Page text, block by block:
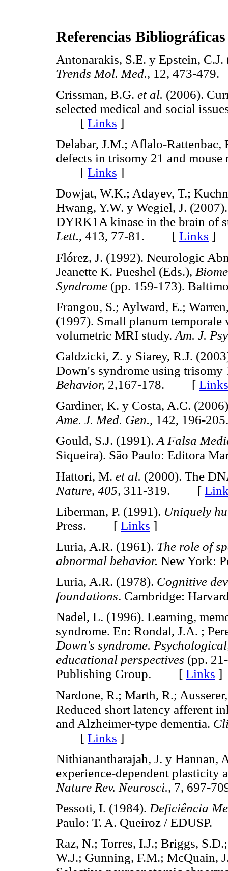
Referencias Bibliográficas
Antonarakis, S.E. y Epstein,
Trends Mol. Med., 12, 473-
Crissman, B.G. et al. (2006).
selected medical and social
[ Links ]
Delabar, J.M.; Aflalo-Rattenbac,
defects in trisomy 21 and mouse
[ Links ]
Dowjat, W.K.; Adayev, T.;
Hwang, Y.W. y Wegiel, J.
DYRK1A kinase in the brain of
Lett., 413, 77-81. [ Links ]
Flórez, J. (1992). Neurologic
Jeanette K. Pueshel (Eds.),
Syndrome (pp. 159-173).
Frangou, S.; Aylward, E.;
(1997). Small planum
volumetric MRI study. Am. J.
Galdzicki, Z. y Siarey, R.J.
Down's syndrome using trisomy
Behavior, 2,167-178. [ Links
Gardiner, K. y Costa, A.C.
Ame. J. Med. Gen., 142, 196-
Gould, S.J. (1991). A Falsa
Siqueira). São Paulo: Editora
Hattori, M. et al. (2000). The
Nature, 405, 311-319. [
Liberman, P. (1991). Uniquely
Press. [ Links ]
Luria, A.R. (1961). The role of
abnormal behavior. New York:
Luria, A.R. (1978). Cognitive
foundations. Cambridge:
Nadel, L. (1996). Learning,
syndrome. En: Rondal, J.A. ;
Down's syndrome.
educational perspectives (pp.
Publishing Group. [ Links ]
Nardone, R.; Marth, R.;
Reduced short latency afferent
and Alzheimer-type dementia.
[ Links ]
Nithianantharajah, J. y Hannan,
experience-dependent plasticity
Nature Rev. Neurosci., 7,
Pessoti, I. (1984). Deficiência
Paulo: T. A. Queiroz /
Raz, N.; Torres, I.J.; Briggs,
W.J.; Gunning, F.M.; McQuain,